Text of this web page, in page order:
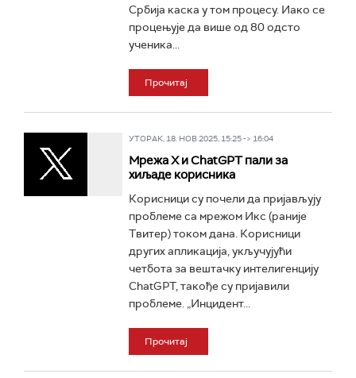
Србија каска у том процесу. Иако се
процењује да више од 80 одсто
ученика...
Прочитај
УТОРАК, 18. НОВ 2025, 15:25 -> 16:04
Мрежа X и ChatGPT пали за
хиљаде корисника
Корисници су почели да пријављују
проблеме са мрежом Икс (раније
Твитер) током дана. Корисници
других апликација, укључујући
четбота за вештачку интелигенцију
ChatGPT, такође су пријавили
проблеме. „Инцидент...
Прочитај